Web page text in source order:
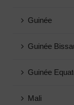
Guinée
Guinée
Guinée
Mali